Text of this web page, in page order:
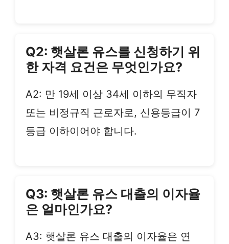
Q2: 햇살론 유스를 신청하기 위
한 자격 요건은 무엇인가요?
A2: 만 19세 이상 34세 이하의 무직자
또는 비정규직 근로자로, 신용등급이 7
등급 이하이어야 합니다.
Q3: 햇살론 유스 대출의 이자율
은 얼마인가요?
A3: 햇살론 유스 대출의 이자율은 연